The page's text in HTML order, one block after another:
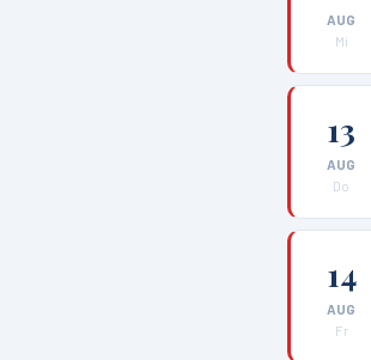
AUG
Mi
13
AUG
Do
14
AUG
Fr